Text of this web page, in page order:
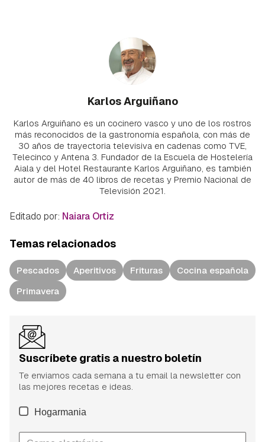
Karlos Arguiñano
Karlos Arguiñano es un cocinero vasco y uno de los rostros
más reconocidos de la gastronomía española, con más de
30 años de trayectoria televisiva en cadenas como TVE,
Telecinco y Antena 3. Fundador de la Escuela de Hostelería
Aiala y del Hotel Restaurante Karlos Arguiñano, es también
autor de más de 40 libros de recetas y Premio Nacional de
Televisión 2021.
Editado por: Naiara Ortiz
Temas relacionados
Pescados Aperitivos Frituras
Cocina española
Primavera
Suscríbete gratis a nuestro boletín
Te enviamos cada semana a tu email la newsletter con
las mejores recetas e ideas.
Hogarmania